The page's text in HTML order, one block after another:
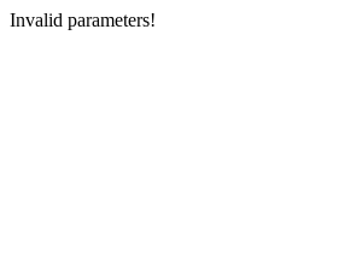
Invalid parameters!